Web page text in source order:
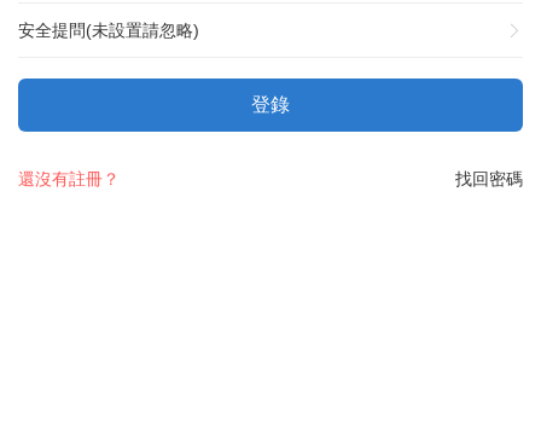
安全提問(未設置請忽略)
登錄
找回密碼
還沒有註冊？